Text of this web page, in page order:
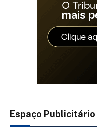
Espaço Publicitário